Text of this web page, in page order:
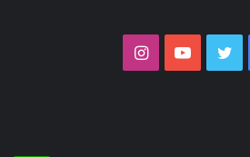
فيسبوك تويتر يوتيوب